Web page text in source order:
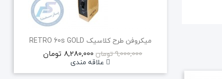
میکروفن طرح کلاسیک RETRO 60s GOLD
9,000,000 تومان
8,280,000 تومان
علاقه مندی